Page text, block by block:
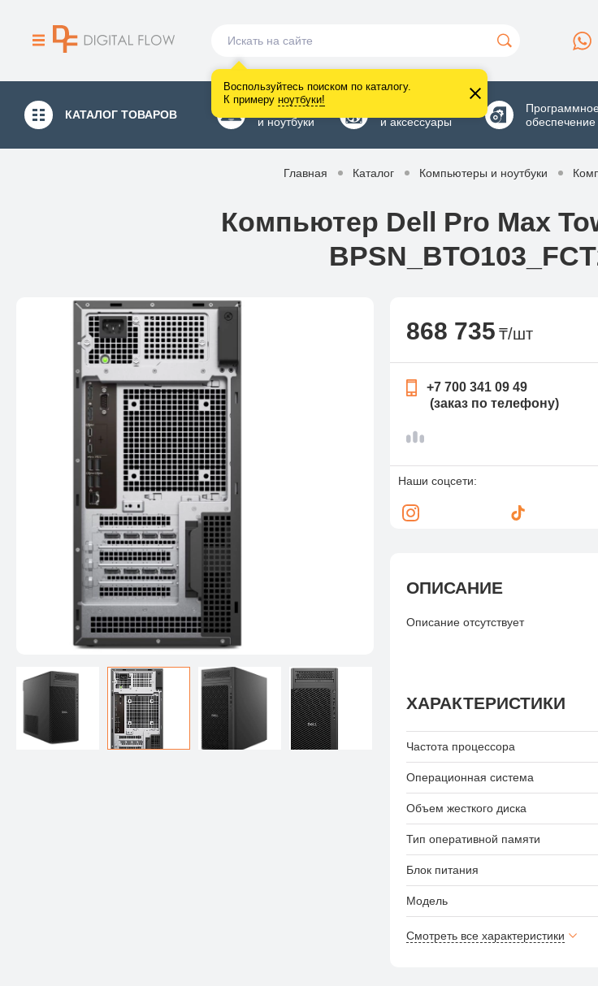
Воспользуйтесь поиском по каталогу.
К примеру ноутбуки!
КАТАЛОГ ТОВАРОВ
Компьютеры
и ноутбуки
и аксессуары
обеспечение
Главная Каталог Компьютеры и ноутбуки
Компьютер Dell Pro Max
ОПИСАНИЕ
Описание отсутствует
ХАРАКТЕРИСТИКИ
Частота процессора
Операционная система
Объем жесткого диска
Тип оперативной памяти
Блок питания
Модель
Смотреть все характеристики
868 735 ₸/шт
+7 700 341 09 49
(заказ по телефону)
Наши соцсети: